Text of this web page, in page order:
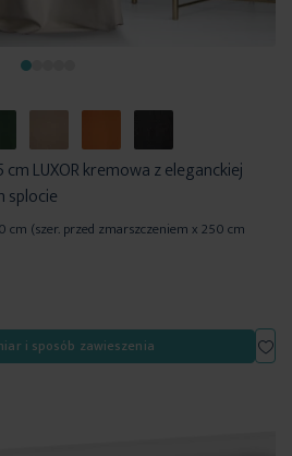
LUXOR kremowa z eleganckiej
splocie
cm (szer. przed zmarszczeniem x 250 cm
i sposób zawieszenia